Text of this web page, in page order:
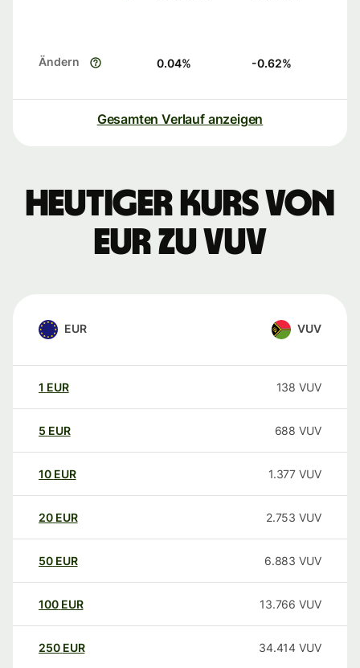
Ändern 0.04% -0.62%
Gesamten Verlauf anzeigen
Heutiger Kurs von
EUR zu VUV
EUR VUV
1 EUR 138 VUV
5 EUR 688 VUV
10 EUR 1.377 VUV
20 EUR 2.753 VUV
50 EUR 6.883 VUV
100 EUR 13.766 VUV
250 EUR 34.414 VUV